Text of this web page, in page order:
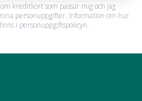
kreditkort som passar mig och jag
personuppgifter. Information om hur
i personuppgiftspolicyn.